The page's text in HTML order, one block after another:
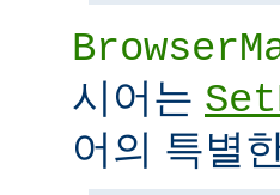
시어는
어의 특별